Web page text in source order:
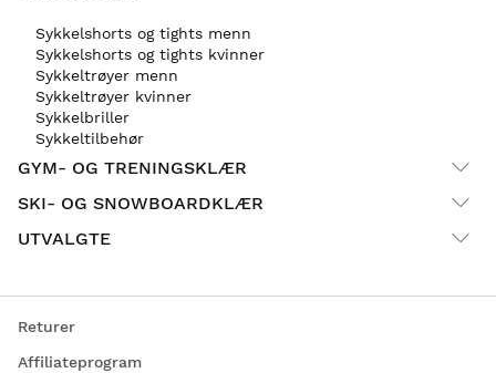
Sykkelshorts og tights menn
Sykkelshorts og tights kvinner
Sykkeltrøyer menn
Sykkeltrøyer kvinner
Sykkelbriller
Sykkeltilbehør
GYM- OG TRENINGSKLÆR
SKI- OG SNOWBOARDKLÆR
UTVALGTE
Returer
Affiliateprogram